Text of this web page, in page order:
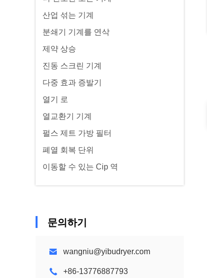
산업 섞는 기계
분쇄기 기계를 연삭
제약 상승
진동 스크린 기계
다중 효과 증발기
열기 로
열교환기 기계
펄스 제트 가방 필터
폐열 회복 단위
이동할 수 있는 Cip 역
문의하기
wangniu@yibudryer.com
+86-13776887793